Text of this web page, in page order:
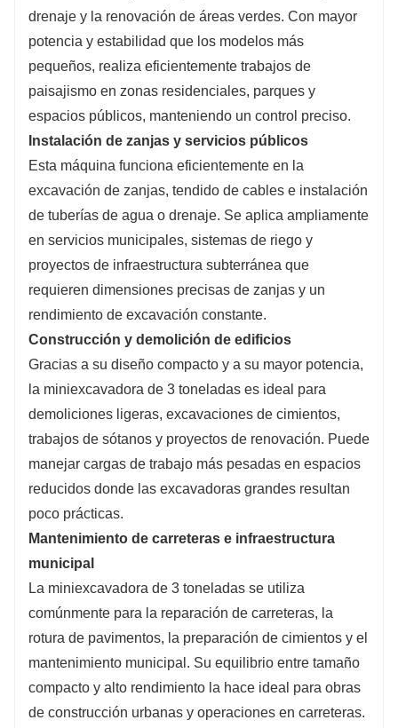
drenaje y la renovación de áreas verdes. Con mayor
potencia y estabilidad que los modelos más
pequeños, realiza eficientemente trabajos de
paisajismo en zonas residenciales, parques y
espacios públicos, manteniendo un control preciso.
Instalación de zanjas y servicios públicos
Esta máquina funciona eficientemente en la
excavación de zanjas, tendido de cables e instalación
de tuberías de agua o drenaje. Se aplica ampliamente
en servicios municipales, sistemas de riego y
proyectos de infraestructura subterránea que
requieren dimensiones precisas de zanjas y un
rendimiento de excavación constante.
Construcción y demolición de edificios
Gracias a su diseño compacto y a su mayor potencia,
la miniexcavadora de 3 toneladas es ideal para
demoliciones ligeras, excavaciones de cimientos,
trabajos de sótanos y proyectos de renovación. Puede
manejar cargas de trabajo más pesadas en espacios
reducidos donde las excavadoras grandes resultan
poco prácticas.
Mantenimiento de carreteras e infraestructura
municipal
La miniexcavadora de 3 toneladas se utiliza
comúnmente para la reparación de carreteras, la
rotura de pavimentos, la preparación de cimientos y el
mantenimiento municipal. Su equilibrio entre tamaño
compacto y alto rendimiento la hace ideal para obras
de construcción urbanas y operaciones en carreteras.